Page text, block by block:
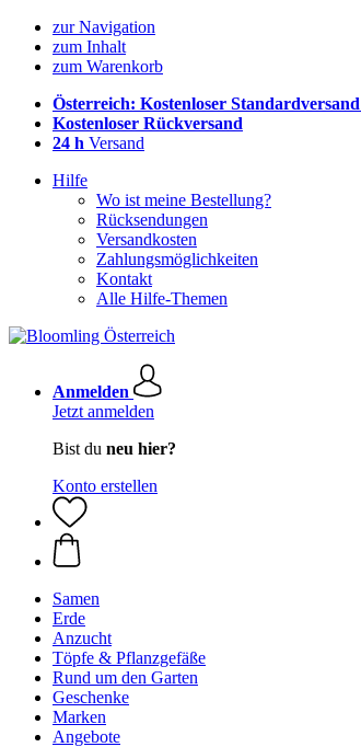
zur Navigation
zum Inhalt
zum Warenkorb
Österreich: Kostenloser Standardversand
Kostenloser Rückversand
24 h Versand
Hilfe
Wo ist meine Bestellung?
Rücksendungen
Versandkosten
Zahlungsmöglichkeiten
Kontakt
Alle Hilfe-Themen
Anmelden
Jetzt anmelden
Bist du neu hier?
Konto erstellen
Samen
Erde
Anzucht
Töpfe & Pflanzgefäße
Rund um den Garten
Geschenke
Marken
Angebote